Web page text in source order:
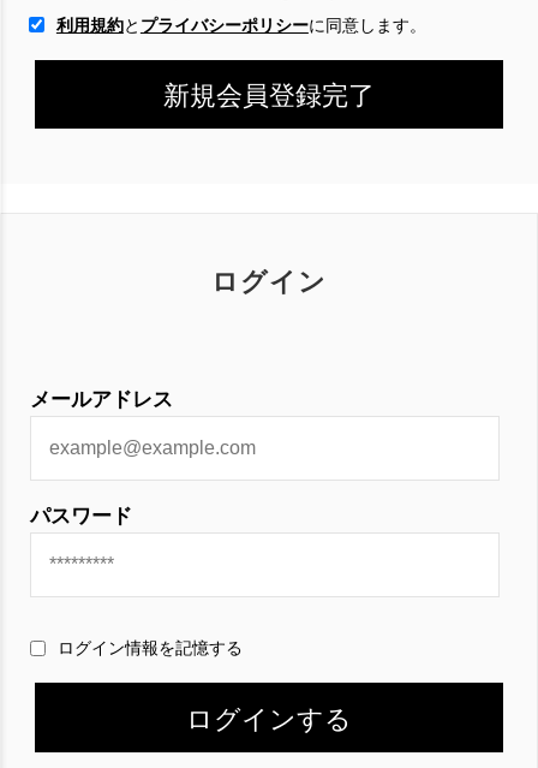
ログイン
メールアドレス
パスワード
ログイン情報を記憶する
利用規約と プライバシーポリシーに 同意します。